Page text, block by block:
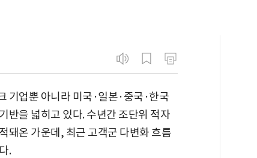
기업뿐 아니라 미국·일본·중국·한국
반을 넓히고 있다. 수년간 조단위 적자
돼온 가운데, 최근 고객군 다변화 흐름
.